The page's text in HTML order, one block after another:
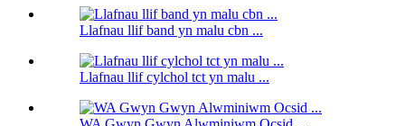
Llafnau llif band yn malu cbn ...
Llafnau llif cylchol tct yn malu ...